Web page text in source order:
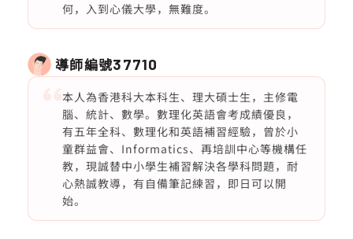
何，入到心儀大學，無難度。
導師編號37710
本人為香港科大本科生、理大碩士生，主修電
腦、統計、數學。數理化英語會考成績優良，
有五年全科、數理化和英語補習經驗，曾於小
童群益會、Informatics、再培訓中心等機構任
教，現誠替中小學生補習解決各學科問題，耐
心熱誠教導，有自備筆記練習，即日可以開
始。